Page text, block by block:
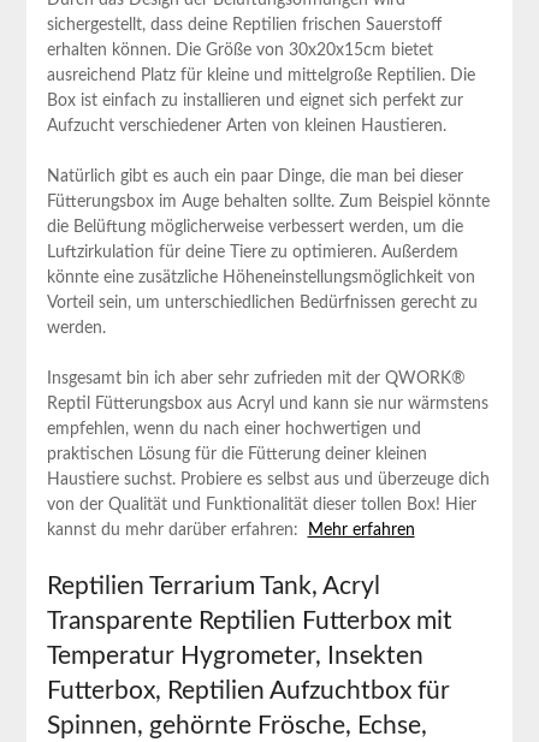
sichergestellt, dass deine Reptilien frischen ⁤Sauerstoff
erhalten können. Die Größe von 30x20x15cm bietet⁢
ausreichend‌ Platz für kleine und mittelgroße Reptilien. Die
⁤Box ist einfach zu installieren und ​eignet sich ​perfekt zur
Aufzucht verschiedener Arten von kleinen Haustieren.
Natürlich gibt⁢ es auch ein paar Dinge, die man bei ​dieser
Fütterungsbox im Auge behalten ⁣sollte. Zum​ Beispiel könnte
die Belüftung möglicherweise verbessert werden, ⁣um die
Luftzirkulation für deine Tiere zu optimieren. ⁤Außerdem
könnte ​eine zusätzliche Höheneinstellungsmöglichkeit ⁤von
Vorteil ​sein, um unterschiedlichen Bedürfnissen gerecht zu
werden.
Insgesamt bin ​ich aber sehr zufrieden ⁢mit der QWORK®
Reptil ​Fütterungsbox‍ aus⁢ Acryl und kann sie nur wärmstens
empfehlen, wenn du nach einer hochwertigen und
praktischen Lösung für die Fütterung‌ deiner kleinen⁤
Haustiere suchst. Probiere es selbst aus ⁣und überzeuge dich
von ‌der Qualität und‌ Funktionalität dieser tollen⁢ Box! Hier
kannst ‌du mehr darüber erfahren: ​
Mehr erfahren
Reptilien Terrarium Tank, ​Acryl
Transparente Reptilien Futterbox mit
⁤Temperatur Hygrometer, Insekten‍
Futterbox, Reptilien‌ Aufzuchtbox für
Spinnen, gehörnte Frösche, ‍Echse,